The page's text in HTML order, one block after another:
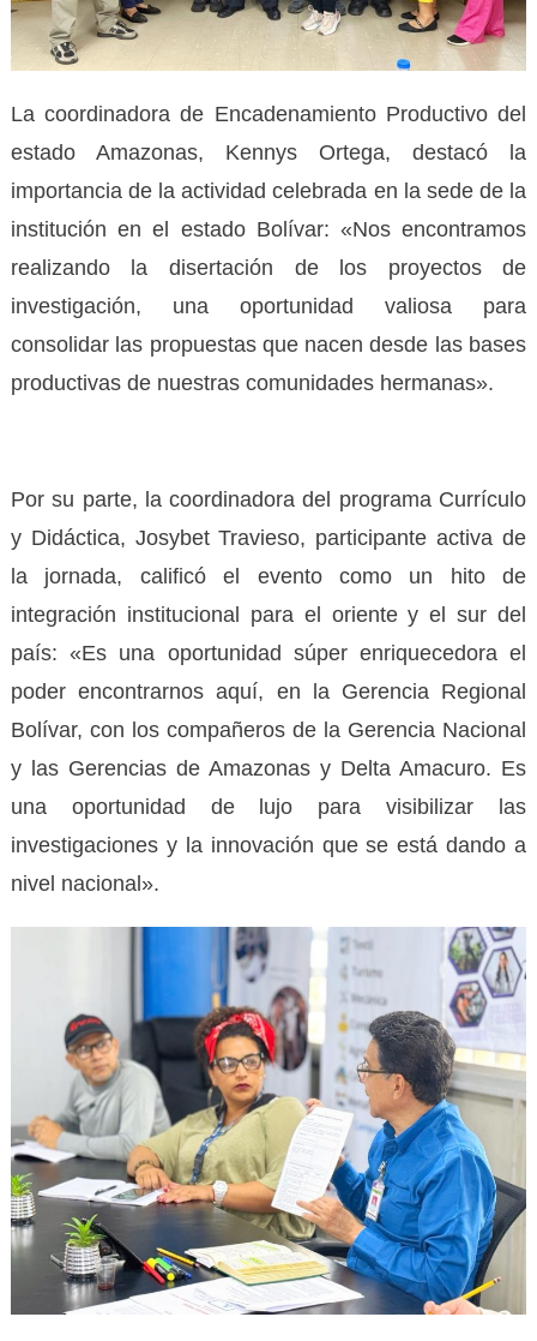
La coordinadora de Encadenamiento Productivo del
estado Amazonas, Kennys Ortega, destacó la
importancia de la actividad celebrada en la sede de la
institución en el estado Bolívar: «Nos encontramos
realizando la disertación de los proyectos de
investigación, una oportunidad valiosa para
consolidar las propuestas que nacen desde las bases
productivas de nuestras comunidades hermanas».
Por su parte, la coordinadora del programa Currículo
y Didáctica, Josybet Travieso, participante activa de
la jornada, calificó el evento como un hito de
integración institucional para el oriente y el sur del
país: «Es una oportunidad súper enriquecedora el
poder encontrarnos aquí, en la Gerencia Regional
Bolívar, con los compañeros de la Gerencia Nacional
y las Gerencias de Amazonas y Delta Amacuro. Es
una oportunidad de lujo para visibilizar las
investigaciones y la innovación que se está dando a
nivel nacional».